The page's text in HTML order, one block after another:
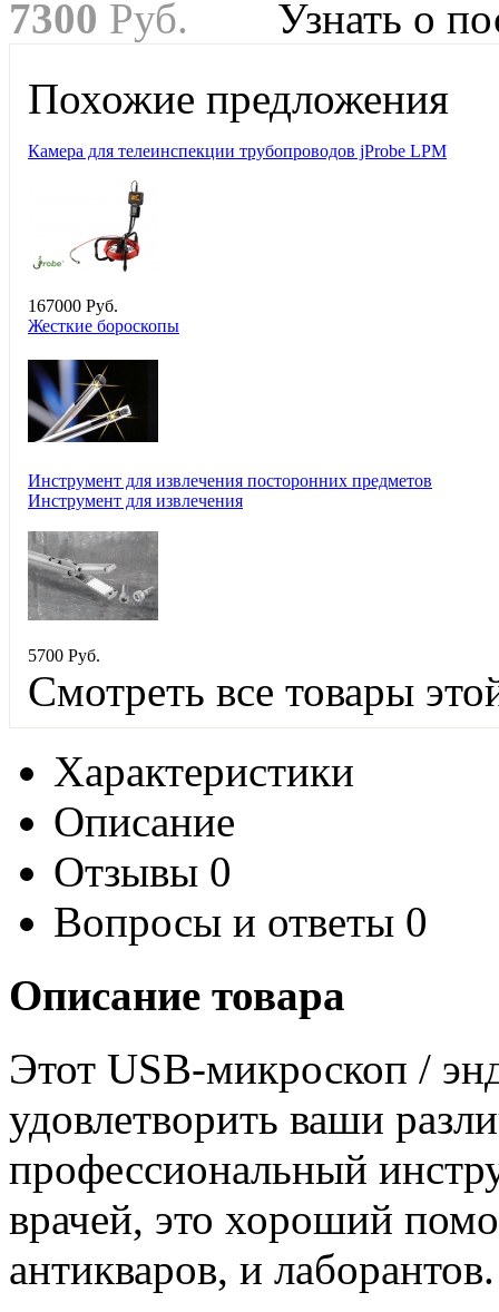
7300 Руб.
Узнать о
Похожие предложения
Камера для телеинспекции трубопроводов jProbe LPM
167000 Руб.
Жесткие бороскопы
Инструмент для извлечения посторонних предметов
Инструмент для извлечения
5700 Руб.
Смотреть все товары
Характеристики
Описание
Отзывы 0
Вопросы и ответы 0
Описание товара
Этот USB-микроскоп /
удовлетворить ваши
профессиональный
врачей, это хороший
антикваров, и лаборантов.